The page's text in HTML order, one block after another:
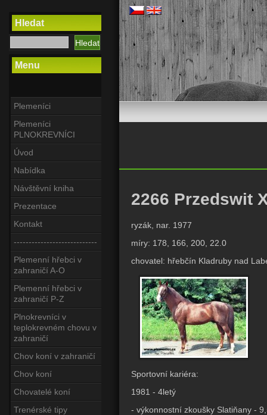
Hledat
Menu
Plemeníci
Plemeníci
PLNOKREVNÍCI
Úvod
Nabídka
Návštěvní kniha
Prezentace
Kontakt
----------------------------
Plemenní hřebci v
zahraničí A-O
Plemenní hřebci v
zahraničí P-Z
Plnokrevníci v
teplokrevném chovu v
zahraničí
Chov koní v zahraničí
Chov koní
Chovatelé koní
Trenérské tipy
2266 Przedswit
ryzák, nar. 1977
míry: 178, 166, 200, 22.0
chovatel: hřebčín Kladruby nad
Sportovní kariéra:
1981 - 4letý
- výkonnostní zkoušky Slatiňany -